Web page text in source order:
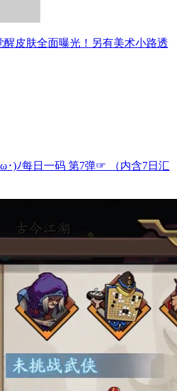
醒皮肤全面曝光！另有美术小路透
･)ﾉ每日一码 第7弹☞ （内含7日汇